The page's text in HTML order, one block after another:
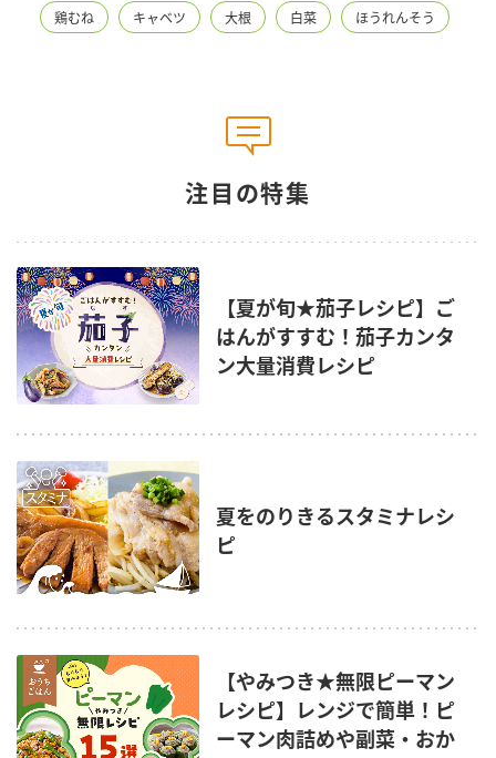
鶏むね キャベツ 大根 白菜 ほうれんそう
注目の特集
【夏が旬★茄子レシピ】ご
はんがすすむ！茄子カンタ
ン大量消費レシピ
夏をのりきるスタミナレシ
ピ
【やみつき★無限ピーマン
レシピ】レンジで簡単！ピ
ーマン肉詰めや副菜・おか